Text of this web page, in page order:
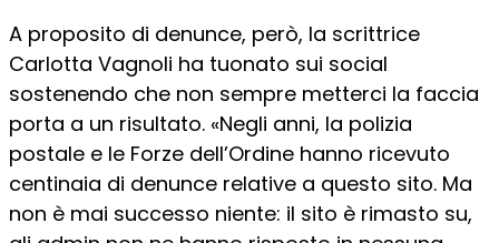
A proposito di denunce, però, la scrittrice
Carlotta Vagnoli ha tuonato sui social
sostenendo che non sempre metterci la faccia
porta a un risultato. «Negli anni, la polizia
postale e le Forze dell’Ordine hanno ricevuto
centinaia di denunce relative a questo sito. Ma
non è mai successo niente: il sito è rimasto su,